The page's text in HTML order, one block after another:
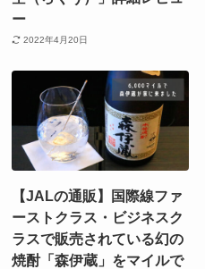
ー
2022年4月20日
【JALの通販】国際線ファ
ーストクラス・ビジネスク
ラスで販売されている幻の
焼酎「森伊蔵」をマイルで